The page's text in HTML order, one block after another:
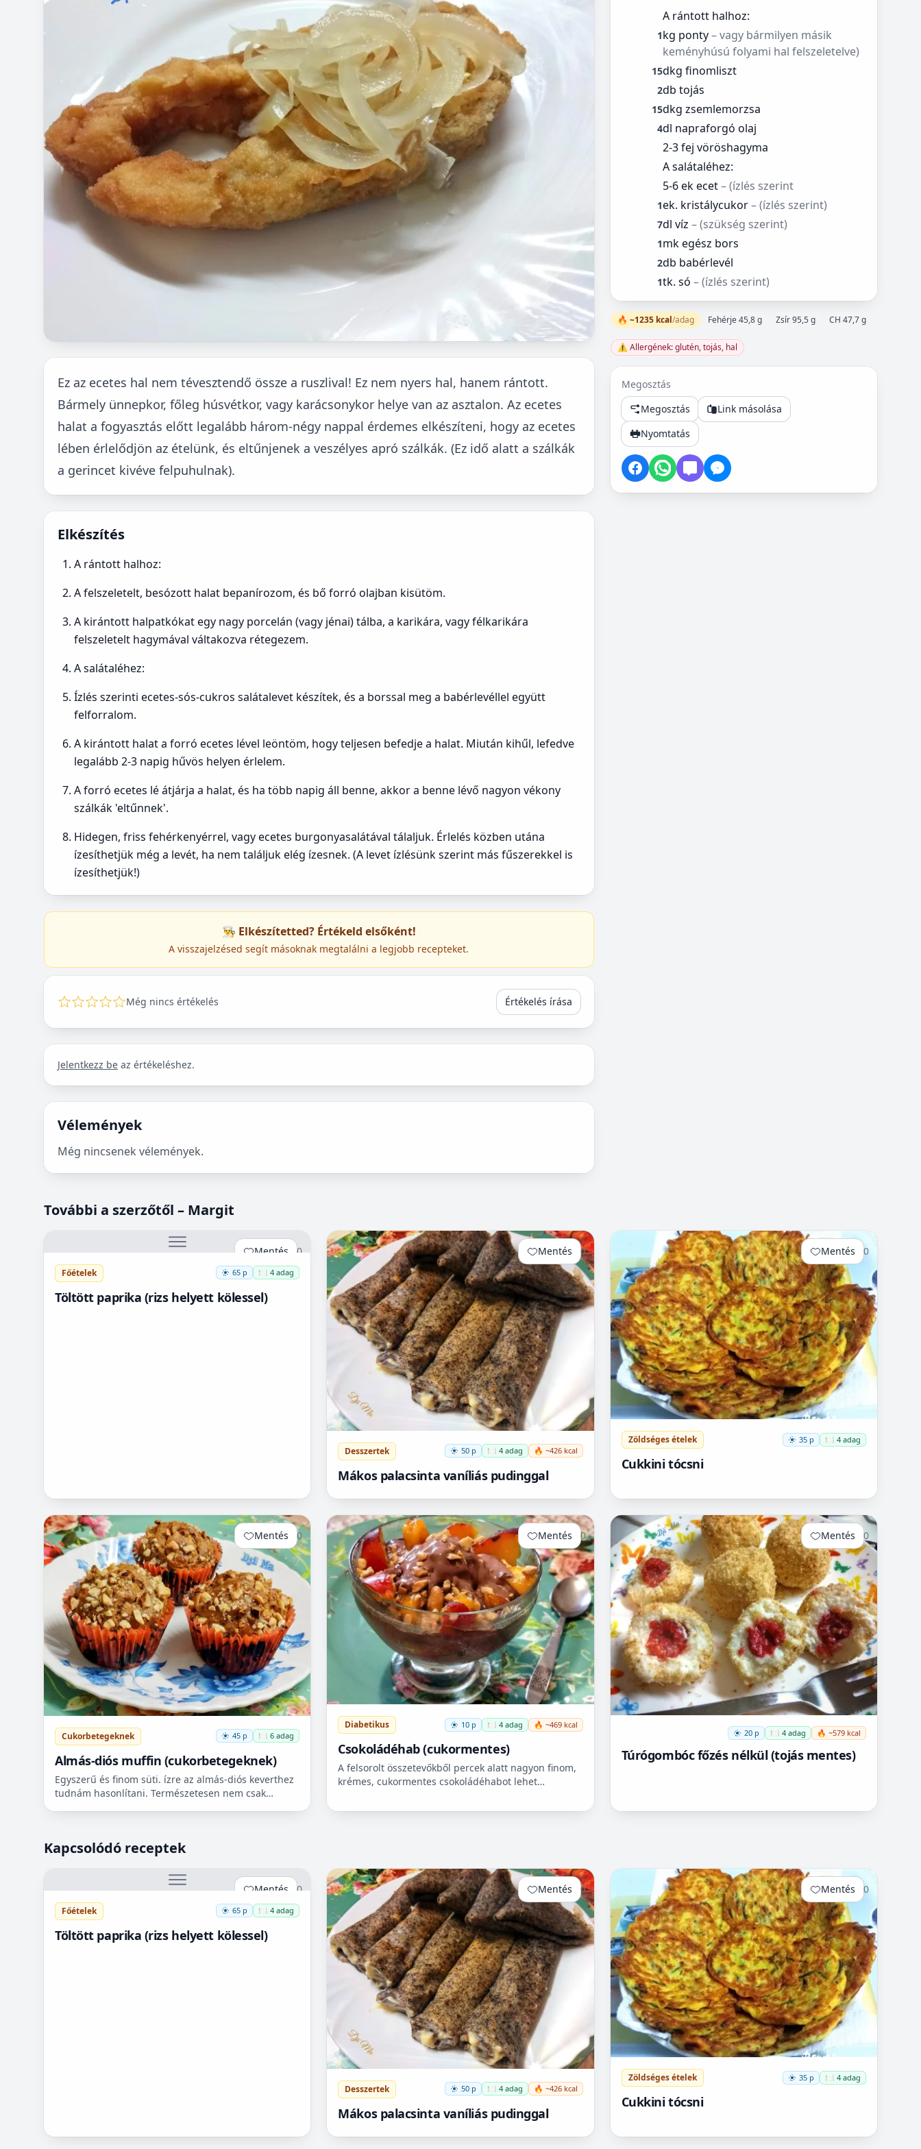
Ez az ecetes hal nem tévesztendő össze a ruszlival! Ez nem nyers hal, hanem rántott.
Bármely ünnepkor, főleg húsvétkor, vagy karácsonykor helye van az asztalon. Az ecetes
halat a fogyasztás előtt legalább három-négy nappal érdemes elkészíteni, hogy az ecetes
lében érlelődjön az ételünk, és eltűnjenek a veszélyes apró szálkák. (Ez idő alatt a szálkák
a gerincet kivéve felpuhulnak).
Elkészítés
A rántott halhoz:
A felszeletelt, besózott halat bepanírozom, és bő forró olajban kisütöm.
A kirántott halpatkókat egy nagy porcelán (vagy jénai) tálba, a karikára, vagy félkarikára
felszeletelt hagymával váltakozva rétegezem.
A salátaléhez:
Ízlés szerinti ecetes-sós-cukros salátalevet készítek, és a borssal meg a babérlevéllel együtt
felforralom.
A kirántott halat a forró ecetes lével leöntöm, hogy teljesen befedje a halat. Miután kihűl, lefedve
legalább 2-3 napig hűvös helyen érlelem.
A forró ecetes lé átjárja a halat, és ha több napig áll benne, akkor a benne lévő nagyon vékony
szálkák 'eltűnnek'.
Hidegen, friss fehérkenyérrel, vagy ecetes burgonyasalátával tálaljuk. Érlelés közben utána
ízesíthetjük még a levét, ha nem találjuk elég ízesnek. (A levet ízlésünk szerint más fűszerekkel is
ízesíthetjük!)
👨‍🍳 Elkészítetted? Értékeld elsőként!
A visszajelzésed segít másoknak megtalálni a legjobb recepteket.
Még nincs értékelés Értékelés írása
Jelentkezz be az értékeléshez.
Vélemények
Még nincsenek vélemények.
A rántott halhoz:
1kg ponty– vagy bármilyen másik
keményhúsú folyami hal felszeletelve)
15dkg finomliszt
2db tojás
15dkg zsemlemorzsa
4dl napraforgó olaj
2-3 fej vöröshagyma
A salátaléhez:
5-6 ek ecet– (ízlés szerint
1ek. kristálycukor– (ízlés szerint)
7dl víz – (szükség szerint)
1mk egész bors
2db babérlevél
1tk. só – (ízlés szerint)
🔥 ~1235 kcal/adag Fehérje 45,8 g Zsír 95,5 g CH 47,7 g
⚠️ Allergének: glutén, tojás, hal
Megosztás
Megosztás
Link másolása
Nyomtatás
További a szerzőtől – Margit
Mentés 0
Főételek 65 p 🍽️ 4 adag
Töltött paprika (rizs helyett kölessel)
Mentés 0
Desszertek 50 p 🍽️ 4 adag 🔥 ~426 kcal
Mákos palacsinta vaníliás pudinggal
Mentés 0
Zöldséges ételek 35 p 🍽️ 4 adag
Cukkini tócsni
Mentés 0
Cukorbetegeknek 45 p 🍽️ 6 adag
Almás-diós muffin (cukorbetegeknek)
Egyszerű és finom süti. ízre az almás-diós keverthez
tudnám hasonlítani. Természetesen nem csak
Mentés 0
Diabetikus 10 p 🍽️ 4 adag 🔥 ~469 kcal
Csokoládéhab (cukormentes)
A felsorolt összetevőkből percek alatt nagyon finom,
krémes, cukormentes csokoládéhabot lehet
pohárdesszertn...
Mentés 0
20 p 🍽️ 4 adag 🔥 ~579 kcal
Túrógombóc főzés nélkül (tojás mentes)
Kapcsolódó receptek
Mentés 0
Főételek 65 p 🍽️ 4 adag
Töltött paprika (rizs helyett kölessel)
Mentés 0
Desszertek 50 p 🍽️ 4 adag 🔥 ~426 kcal
Mákos palacsinta vaníliás pudinggal
Mentés 0
Zöldséges ételek 35 p 🍽️ 4 adag
Cukkini tócsni